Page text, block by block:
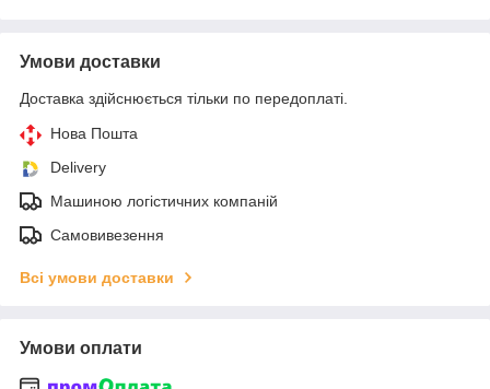
Умови доставки
Доставка здійснюється тільки по передоплаті.
Нова Пошта
Delivery
Машиною логістичних компаній
Самовивезення
Всі умови доставки
Умови оплати